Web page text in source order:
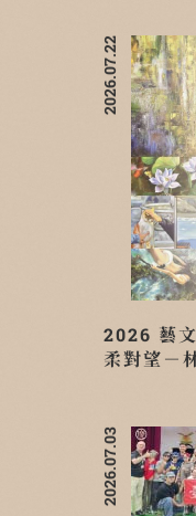
2026 藝
柔對望－
2026.07.22
2026.07.03